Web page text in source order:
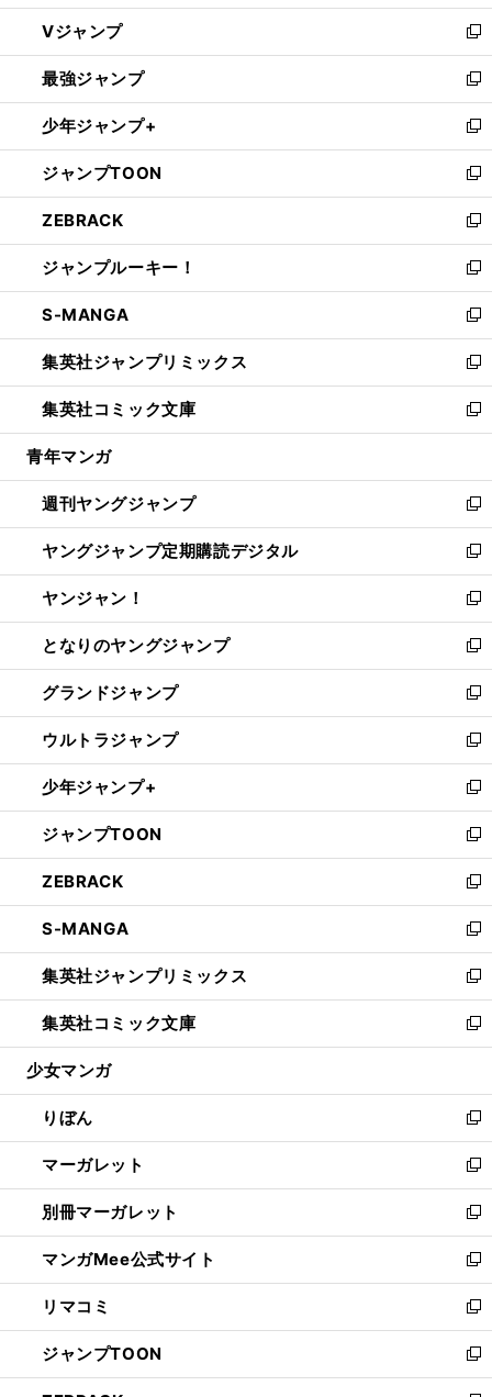
ウ
ィ
ン
ド
ウ
で
開
く
し
い
ウ
ィ
ン
ド
ウ
で
開
く
Vジャンプ
新
し
い
ウ
ィ
ン
ド
ウ
で
開
く
最強ジャンプ
新
し
い
ウ
ィ
ン
ド
ウ
で
開
く
少年ジャンプ+
新
し
い
ウ
ィ
ン
ド
ウ
で
開
く
ジャンプTOON
新
し
い
ウ
ィ
ン
ド
ウ
で
開
く
ZEBRACK
新
し
い
ウ
ィ
ン
ド
ウ
で
開
ジャンプルーキー！
新
し
い
ウ
ィ
ン
ド
ウ
開
く
S-MANGA
新
し
い
ウ
ィ
ン
ウ
で
開
く
集英社ジャンプリミックス
新
し
い
ウ
ン
ド
ウ
で
開
く
集英社コミック文庫
新
し
ウ
ィ
ン
ド
ウ
で
開
く
青年マンガ
週刊ヤングジャンプ
新
し
い
ウ
ィ
ン
ド
ウ
で
開
く
ヤングジャンプ定期購読デジタル
新
し
い
ウ
ィ
ン
ド
ウ
で
開
く
ヤンジャン！
新
し
い
ウ
ィ
ン
ド
ウ
で
開
く
となりのヤングジャンプ
新
し
い
ウ
ィ
ン
ド
ウ
で
開
く
グランドジャンプ
新
し
い
ウ
ィ
ン
ド
ウ
で
開
く
ウルトラジャンプ
新
し
い
ウ
ィ
ン
ド
ウ
で
開
く
少年ジャンプ+
新
し
い
ウ
ィ
ン
ド
ウ
で
開
く
ジャンプTOON
新
し
い
ウ
ィ
ン
ド
ウ
で
開
ZEBRACK
新
し
い
ウ
ィ
ン
ド
ウ
開
く
S-MANGA
新
し
い
ウ
ィ
ン
ウ
で
開
く
集英社ジャンプリミックス
新
し
い
ウ
ン
ド
ウ
で
開
く
集英社コミック文庫
新
し
ウ
ィ
ン
ド
ウ
で
開
く
少女マンガ
りぼん
新
し
い
ウ
ィ
ン
ド
ウ
で
開
く
マーガレット
新
し
い
ウ
ィ
ン
ド
ウ
で
開
別冊マーガレット
新
し
い
ウ
ィ
ン
ド
ウ
マンガMee公式サイト
新
し
い
ウ
ィ
ン
リマコミ
新
し
い
ウ
ジャンプTOON
新
し